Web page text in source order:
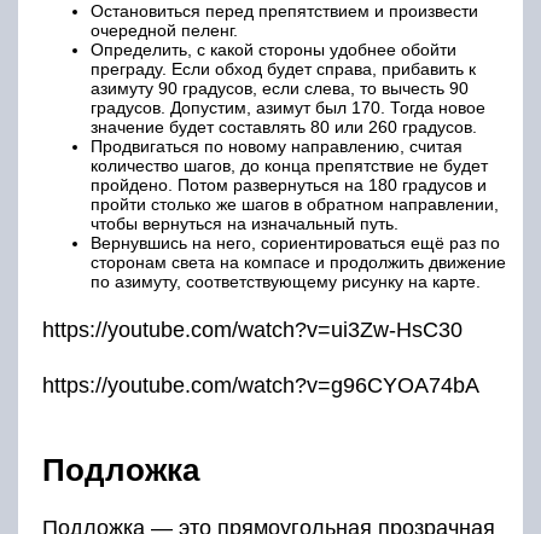
Остановиться перед препятствием и произвести
очередной пеленг.
Определить, с какой стороны удобнее обойти
преграду. Если обход будет справа, прибавить к
азимуту 90 градусов, если слева, то вычесть 90
градусов. Допустим, азимут был 170. Тогда новое
значение будет составлять 80 или 260 градусов.
Продвигаться по новому направлению, считая
количество шагов, до конца препятствие не будет
пройдено. Потом развернуться на 180 градусов и
пройти столько же шагов в обратном направлении,
чтобы вернуться на изначальный путь.
Вернувшись на него, сориентироваться ещё раз по
сторонам света на компасе и продолжить движение
по азимуту, соответствующему рисунку на карте.
https://youtube.com/watch?v=ui3Zw-HsC30
https://youtube.com/watch?v=g96CYOA74bA
Подложка
Подложка — это прямоугольная прозрачная